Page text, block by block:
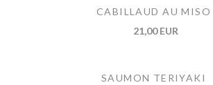
CABILLAUD AU MISO
21,00 EUR
SAUMON TERIYAKI